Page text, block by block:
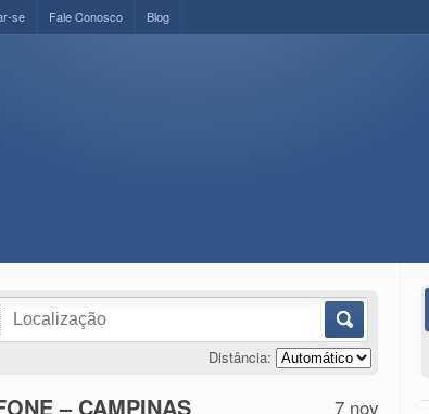
se Fale Conosco Blog
Distância:
7 nov
– CAMPINAS